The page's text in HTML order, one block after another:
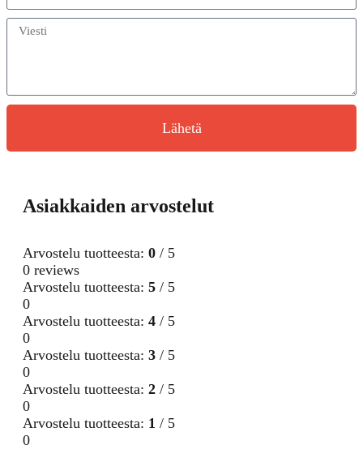
Lähetä
Asiakkaiden arvostelut
Arvostelu tuotteesta: 0 / 5
0 reviews
Arvostelu tuotteesta: 5 / 5
0
Arvostelu tuotteesta: 4 / 5
0
Arvostelu tuotteesta: 3 / 5
0
Arvostelu tuotteesta: 2 / 5
0
Arvostelu tuotteesta: 1 / 5
0